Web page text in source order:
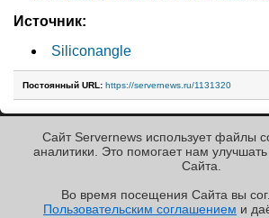
Источник:
Siliconangle
Постоянный URL: https://servernews.ru/1131320
« Назад к ленте
Сайт Servernews использует файлы
аналитики. Это помогает нам улучшать
Cайта.
Во время посещения Cайта вы
Пользовательским соглашением и